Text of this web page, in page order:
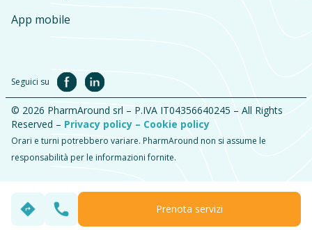
App mobile
Seguici su
© 2026 PharmAround srl – P.IVA IT04356640245 – All Rights
Reserved – Privacy policy – Cookie policy
Orari e turni potrebbero variare. PharmAround non si assume le
responsabilità per le informazioni fornite.
Prenota servizi